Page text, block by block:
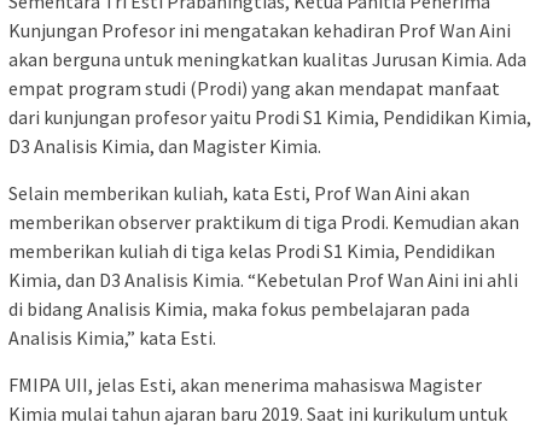
Kunjungan Profesor ini mengatakan kehadiran Prof Wan Aini
akan berguna untuk meningkatkan kualitas Jurusan Kimia. Ada
empat program studi (Prodi) yang akan mendapat manfaat
dari kunjungan profesor yaitu Prodi S1 Kimia, Pendidikan Kimia,
D3 Analisis Kimia, dan Magister Kimia.
Selain memberikan kuliah, kata Esti, Prof Wan Aini akan
memberikan observer praktikum di tiga Prodi. Kemudian akan
memberikan kuliah di tiga kelas Prodi S1 Kimia, Pendidikan
Kimia, dan D3 Analisis Kimia. “Kebetulan Prof Wan Aini ini ahli
di bidang Analisis Kimia, maka fokus pembelajaran pada
Analisis Kimia,” kata Esti.
FMIPA UII, jelas Esti, akan menerima mahasiswa Magister
Kimia mulai tahun ajaran baru 2019. Saat ini kurikulum untuk